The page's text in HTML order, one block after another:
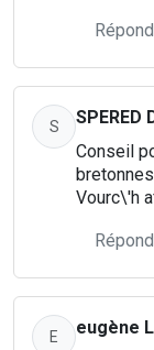
S SPERED
Conseil
Vourc\'h
E eugène